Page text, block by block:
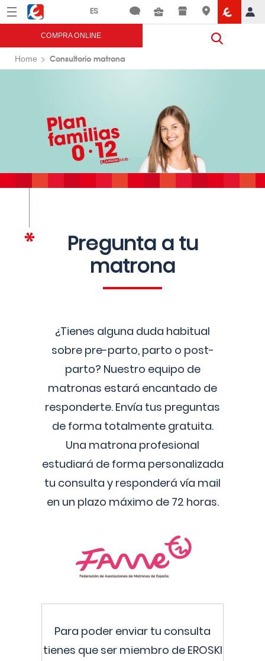
Menú Eroski
COMPRA ONLINE
Home Consultorio matrona
Pregunta a tu
matrona
¿Tienes alguna duda habitual
sobre pre-parto, parto o post-
parto? Nuestro equipo de
matronas estará encantado de
responderte. Envía tus preguntas
de forma totalmente gratuita.
Una matrona profesional
estudiará de forma personalizada
tu consulta y responderá vía mail
en un plazo máximo de 72 horas.
Para poder enviar tu consulta
tienes que ser miembro de EROSKI